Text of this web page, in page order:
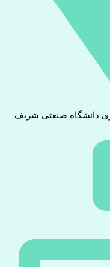
دانشگاه صنعتی شریف